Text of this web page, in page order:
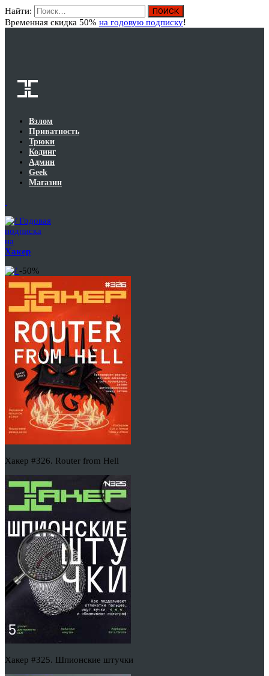
Найти:
Временная скидка 50% на годовую подписку!
Взлом
Приватность
Трюки
Кодинг
Админ
Geek
Магазин
Годовая
подписка
на
Хакер
-50%
Хакер #326. Router from Hell
Хакер #325. Шпионские штучки